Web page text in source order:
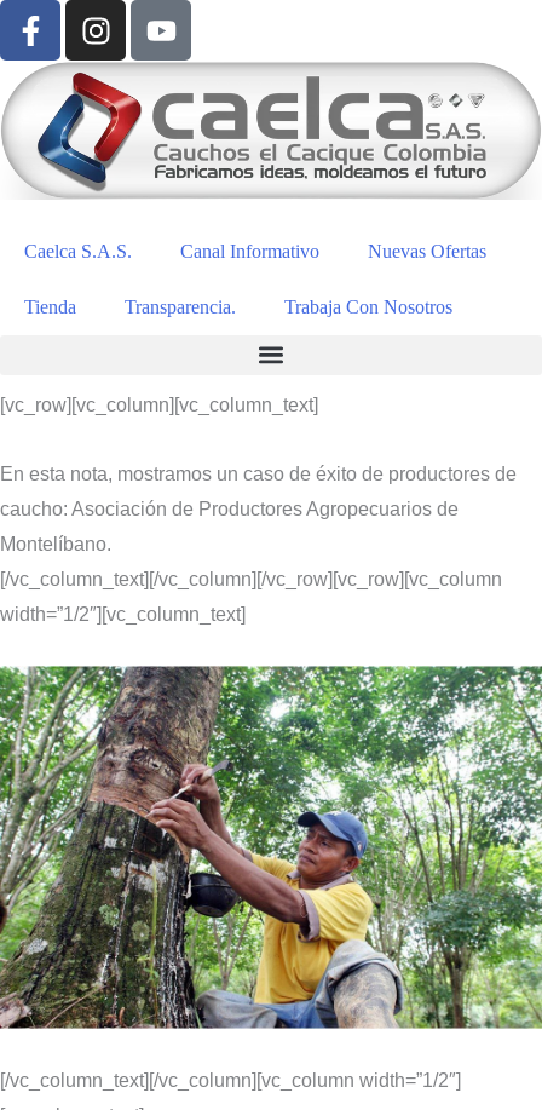
Caelca S.A.S. Canal Informativo Nuevas Ofertas
Tienda Transparencia. Trabaja Con Nosotros
[vc_row][vc_column][vc_column_text]
En esta nota, mostramos un caso de éxito de productores de
caucho: Asociación de Productores Agropecuarios de
Montelíbano.
[/vc_column_text][/vc_column][/vc_row][vc_row][vc_column
width=”1/2″][vc_column_text]
[/vc_column_text][/vc_column][vc_column width=”1/2″]